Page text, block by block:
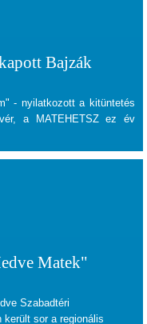
Bajzák
- nyilatkozott akitüntetés
aMATEHETSZez év
Matek"
Szabadtéri
sor a regionális